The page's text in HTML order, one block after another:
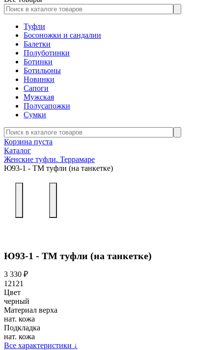
Туфли
Босоножки и сандалии
Балетки
Полуботинки
Ботинки
Ботильоны
Новинки
Сапоги
Мужская
Полусапожки
Сумки
Корзина пуста
Каталог
Женские туфли. Террамаре
Ю93-1 - ТМ туфли (на танкетке)
Ю93-1 - ТМ туфли (на танкетке)
3 330 ₽
12121
Цвет
черный
Материал верха
нат. кожа
Подкладка
нат. кожа
Все характеристики ↓